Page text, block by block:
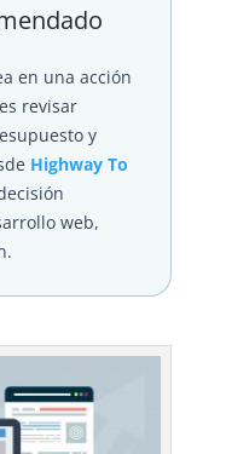
en una acción
revisar
y
Highway To
web,